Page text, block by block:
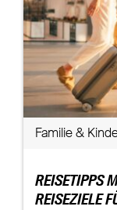
Familie &
REISETIPPS
REISEZIELE